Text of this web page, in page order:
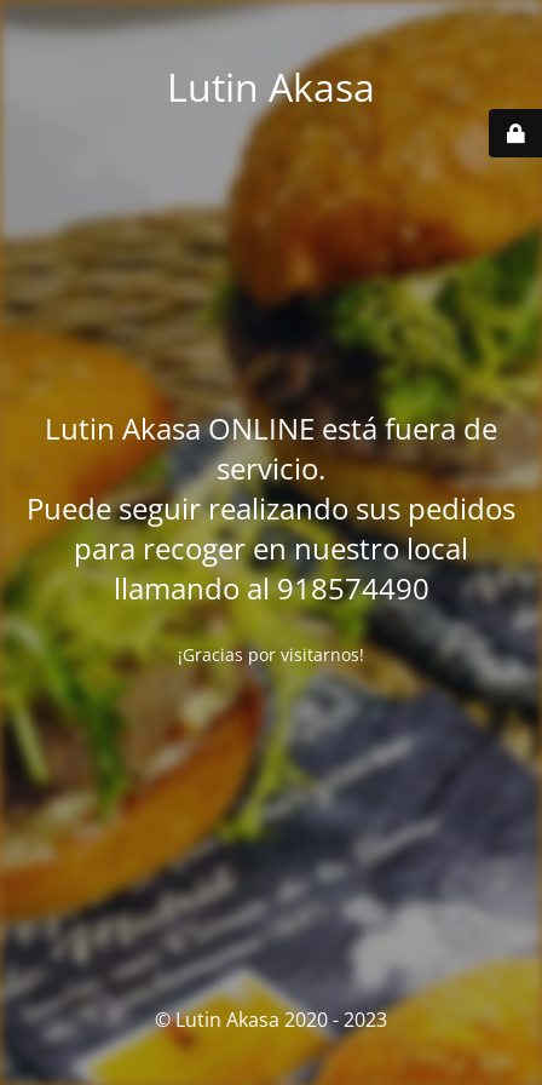
Lutin Akasa
Lutin Akasa ONLINE está fuera de
servicio.
Puede seguir realizando sus pedidos
para recoger en nuestro local
llamando al 918574490
¡Gracias por visitarnos!
© Lutin Akasa 2020 - 2023